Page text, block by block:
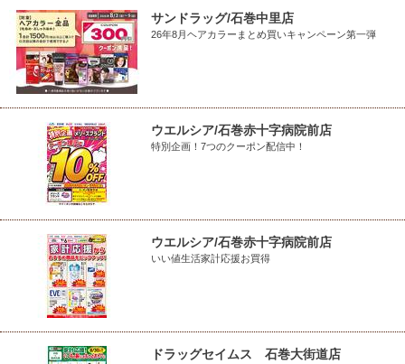
サンドラッグ/石巻中里店
26年8月ヘアカラーまとめ買いキャンペーン第一弾
ウエルシア/石巻赤十字病院前店
特別企画！7つのクーポン配信中！
ウエルシア/石巻赤十字病院前店
いい値生活家計応援お買得
ドラッグセイムス 石巻大街道店